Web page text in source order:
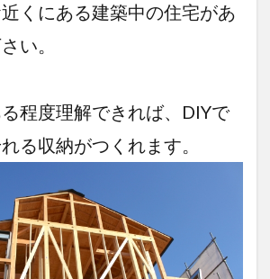
くにある建築中の住宅があ
い。
程度理解できれば、DIYで
る収納がつくれます。